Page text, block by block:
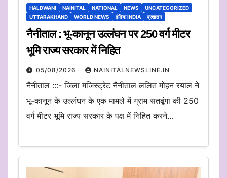
HALDWANI NAINITAL NATIONAL NEWS
UNCATEGORIZED
UTTARAKHAND
WORLD NEWS इंडिया INDIA प्रशासन
नैनीताल : भू-कानून उल्लंघन पर 250 वर्ग मीटर
भूमि राज्य सरकार में निहित
05/08/2026 NAINITALNEWSLINE.IN
नैनीताल :::- जिला मजिस्ट्रेट नैनीताल ललित मोहन रयाल ने
भू-कानून के उल्लंघन के एक मामले में ग्राम सतबूंगा की 250
वर्ग मीटर भूमि राज्य सरकार के पक्ष में निहित करने…